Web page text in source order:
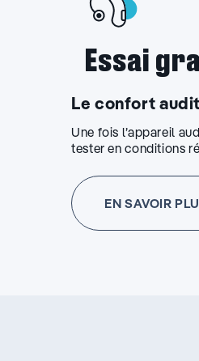
Essai
Le confort
Une fois l’appareil
tester en conditions
EN SAVOIR